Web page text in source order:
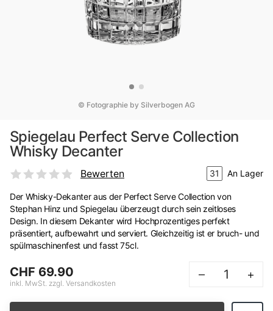
© Fotographie by Silverbogen AG
Spiegelau Perfect Serve Collection
Whisky Decanter
Bewerten 31 An Lager
Der Whisky-Dekanter aus der Perfect Serve Collection von
Stephan Hinz und Spiegelau überzeugt durch sein zeitloses
Design. In diesem Dekanter wird Hochprozentiges perfekt
präsentiert, aufbewahrt und serviert. Gleichzeitig ist er bruch- und
spülmaschinenfest und fasst 75cl.
CHF 69.90
inkl. MwSt. zzgl. Versandkosten
– +